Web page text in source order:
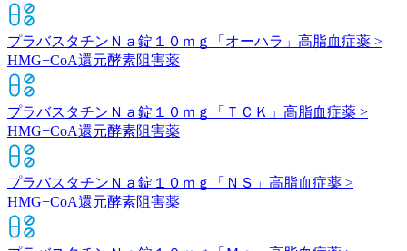
プラバスタチンＮａ錠１０ｍｇ「オーハラ」 高脂血症薬 >
HMG−CoA還元酵素阻害薬
プラバスタチンＮａ錠１０ｍｇ「ＴＣＫ」 高脂血症薬 >
HMG−CoA還元酵素阻害薬
プラバスタチンＮａ錠１０ｍｇ「ＮＳ」 高脂血症薬 >
HMG−CoA還元酵素阻害薬